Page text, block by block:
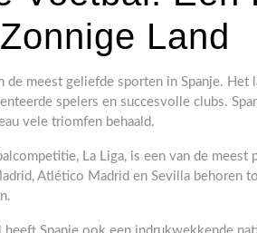
Land
de meest geliefde sporten in Spanje. Het
spelers en succesvolle clubs.
vele triomfen behaald.
La Liga, is een van de
Atlético Madrid en Sevilla behoren